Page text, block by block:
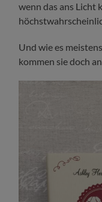
wenn das ans Licht
Und wie es
kommen sie doch